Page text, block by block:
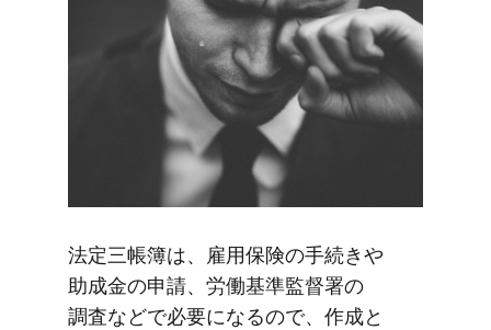
法定三帳簿は、​雇用保険の​手続きや​
助成金の​申請、​労働基準監督署の​
調査などで​必要に​なるので、​作成と​